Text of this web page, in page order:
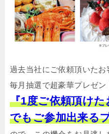
過去当社にご依頼頂いたお
毎月抽選で超豪華プレゼン
『1度ご依頼頂け
でもご参加出来る